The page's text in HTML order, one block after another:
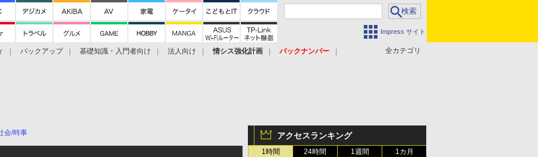
Impress サイト
全カテゴリ
バックアップ 基礎知識・入門者向け 法人向け 情シス強化計画
バックナンバー
アクセスランキング
1時間 24時間 1週間 1カ月
会/時事